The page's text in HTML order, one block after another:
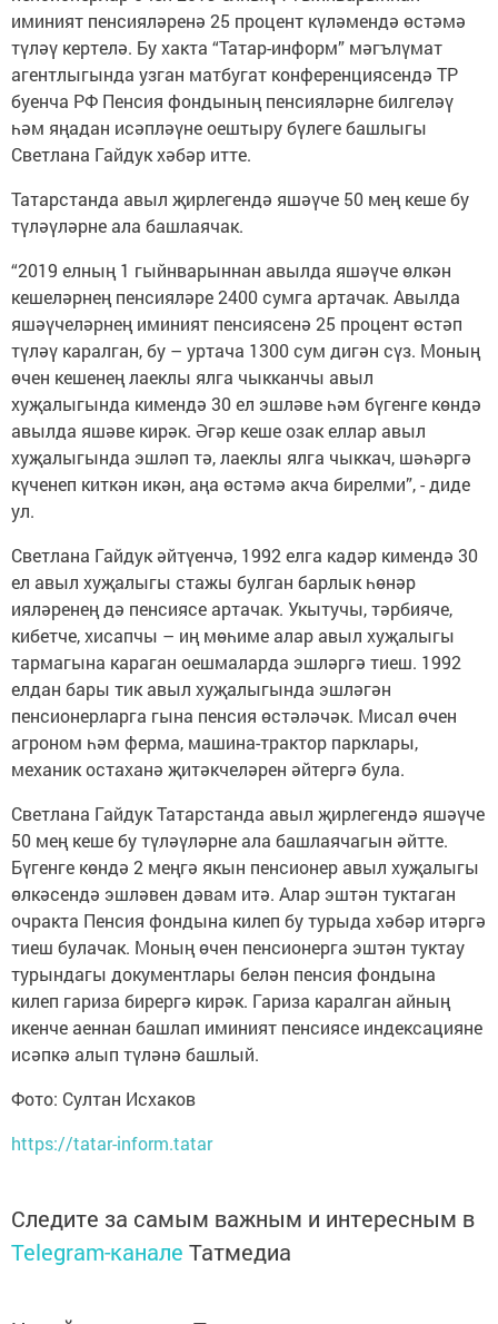
иминият пенсияләренә 25 процент күләмендә өстәмә
түләү кертелә. Бу хакта “Татар-информ” мәгълүмат
агентлыгында узган матбугат конференциясендә ТР
буенча РФ Пенсия фондының пенсияләрне билгеләү
һәм яңадан исәпләүне оештыру бүлеге башлыгы
Светлана Гайдук хәбәр итте.
Татарстанда авыл җирлегендә яшәүче 50 мең кеше бу
түләүләрне ала башлаячак.
“2019 елның 1 гыйнварыннан авылда яшәүче өлкән
кешеләрнең пенсияләре 2400 сумга артачак. Авылда
яшәүчеләрнең иминият пенсиясенә 25 процент өстәп
түләү каралган, бу – уртача 1300 сум дигән сүз. Моның
өчен кешенең лаеклы ялга чыкканчы авыл
хуҗалыгында кимендә 30 ел эшләве һәм бүгенге көндә
авылда яшәве кирәк. Әгәр кеше озак еллар авыл
хуҗалыгында эшләп тә, лаеклы ялга чыккач, шәһәргә
күченеп киткән икән, аңа өстәмә акча бирелми”, - диде
ул.
Светлана Гайдук әйтүенчә, 1992 елга кадәр кимендә 30
ел авыл хуҗалыгы стажы булган барлык һөнәр
ияләренең дә пенсиясе артачак. Укытучы, тәрбияче,
кибетче, хисапчы – иң мөһиме алар авыл хуҗалыгы
тармагына караган оешмаларда эшләргә тиеш. 1992
елдан бары тик авыл хуҗалыгында эшләгән
пенсионерларга гына пенсия өстәләчәк. Мисал өчен
агроном һәм ферма, машина-трактор парклары,
механик остаханә җитәкчеләрен әйтергә була.
Светлана Гайдук Татарстанда авыл җирлегендә яшәүче
50 мең кеше бу түләүләрне ала башлаячагын әйтте.
Бүгенге көндә 2 меңгә якын пенсионер авыл хуҗалыгы
өлкәсендә эшләвен дәвам итә. Алар эштән туктаган
очракта Пенсия фондына килеп бу турыда хәбәр итәргә
тиеш булачак. Моның өчен пенсионерга эштән туктау
турындагы документлары белән пенсия фондына
килеп гариза бирергә кирәк. Гариза каралган айның
икенче аеннан башлап иминият пенсиясе индексацияне
исәпкә алып түләнә башлый.
Фото: Султан Исхаков
https://tatar-inform.tatar
Следите за самым важным и интересным в
Telegram-канале Татмедиа